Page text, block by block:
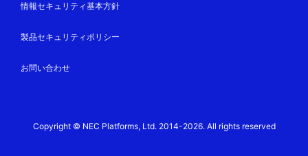
情報セキュリティ基本方針
製品セキュリティポリシー
お問い合わせ
Copyright © NEC Platforms, Ltd. 2014-2026. All rights reserved